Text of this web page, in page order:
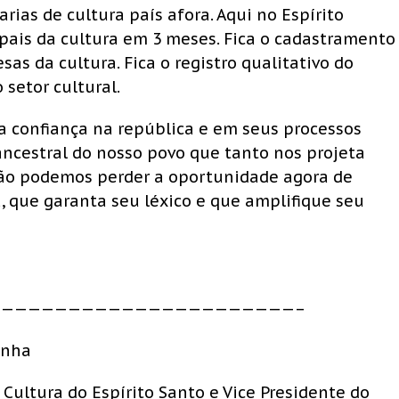
de cultura país afora. Aqui no Espírito
da cultura em 3 meses. Fica o cadastramento
da cultura. Fica o registro qualitativo do
setor cultural.
na república e em seus processos
do nosso povo que tanto nos projeta
podemos perder a oportunidade agora de
garanta seu léxico e que amplifique seu
do Espírito Santo e Vice Presidente do